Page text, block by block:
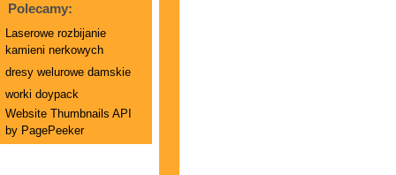
Polecamy:
Laserowe rozbijanie
kamieni nerkowych
dresy welurowe damskie
worki doypack
Website Thumbnails API
by PagePeeker